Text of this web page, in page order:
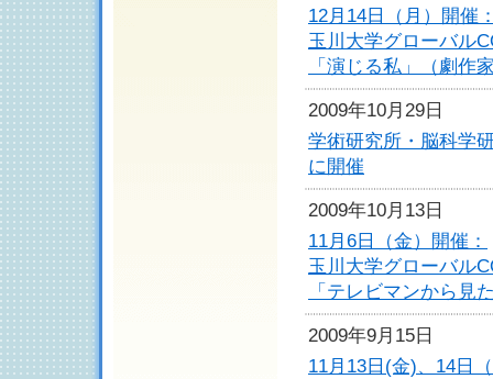
12月14日（月）開催
玉川大学グローバル
「演じる私」（劇
2009年10月29日
学術研究所・脳科学
に開催
2009年10月13日
11月6日（金）開催：
玉川大学グローバル
「テレビマンから見
2009年9月15日
11月13日(金)、14日